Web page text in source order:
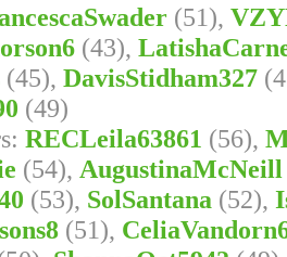
(51),
(43),
(45), DavisStidham327
(49)
RECLeila63861 (56),
(54), AugustinaMcNeill
(53), SolSantana (52),
(51),